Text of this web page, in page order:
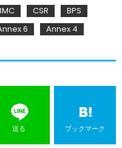
CSR
BPS
6 Annex 4
送る ブックマーク